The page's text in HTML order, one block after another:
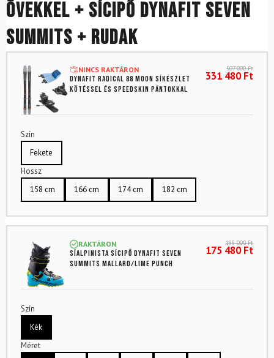
övekkel + sícipő Dynafit Seven
Summits + rudak
NINCS RAKTÁRON
DYNAFIT Radical 88 Moon síkészlet
kötéssel és Speedskin pántokkal
507 000Ft
331 480Ft
Szín
Fekete
Hossz
158 cm
166 cm 174 cm 182 cm
RAKTÁRON
Síalpinista sícipő DYNAFIT Seven
Summits Mallard/Lime Punch
195 000Ft
175 480Ft
Szín
Kék
Méret